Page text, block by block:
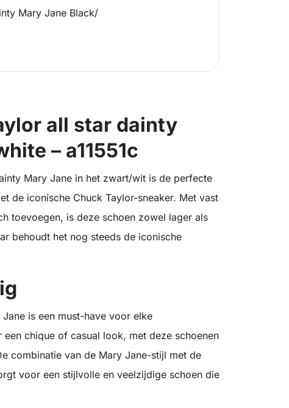
Mary Jane Black/
all star dainty
– a11551c
Mary Jane in het zwart/wit is de perfecte
de iconische Chuck Taylor-sneaker. Met vast
toevoegen, is deze schoen zowel lager als
behoudt het nog steeds de iconische
is een must-have voor elke
chique of casual look, met deze schoenen
combinatie van de Mary Jane-stijl met de
voor een stijlvolle en veelzijdige schoen die